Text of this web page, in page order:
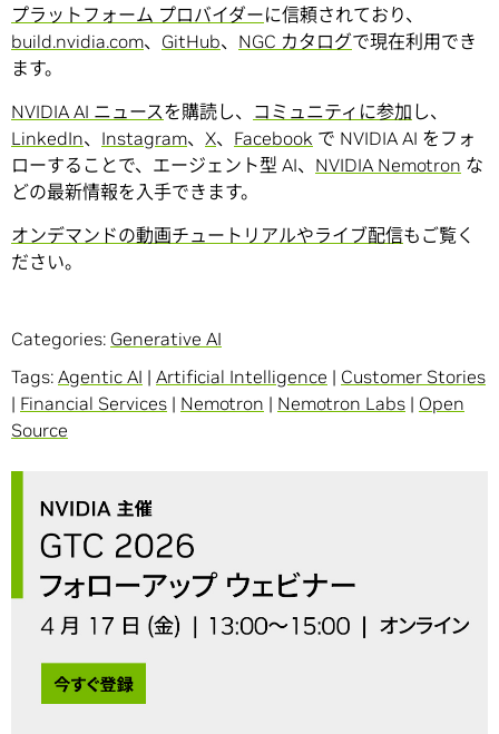
プラットフォーム プロバイダーに信頼されており、
build.nvidia.com、 GitHub、 NGC カタログで現在利用でき
ます。
NVIDIA AI ニュースを購読し、 コミュニティに参加 し、
LinkedIn、 Instagram、 X、 Facebook で NVIDIA AI をフォ
ローすることで、エージェント型 AI、 NVIDIA Nemotron な
どの最新情報を入手できます。
オンデマンドの動画チュートリアルやライブ配信もご覧く
ださい。
Categories: Generative AI
Tags: Agentic AI | Artificial Intelligence | Customer Stories
| Financial Services | Nemotron | Nemotron Labs | Open
Source